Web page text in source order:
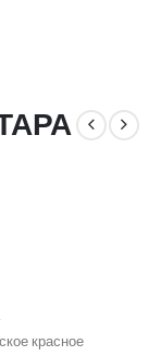
красное